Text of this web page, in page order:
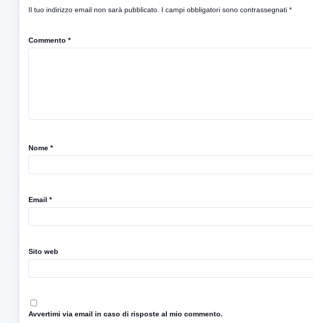
Il tuo indirizzo email non sarà pubblicato. I campi obbligatori sono contrassegnati *
Commento *
Nome *
Email *
Sito web
Avvertimi via email in caso di risposte al mio commento.